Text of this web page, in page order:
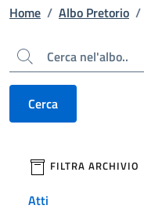
Home / Albo Pretorio /
Cerca
Cerca
filtri da
FILTRA ARCHIVIO
Atti